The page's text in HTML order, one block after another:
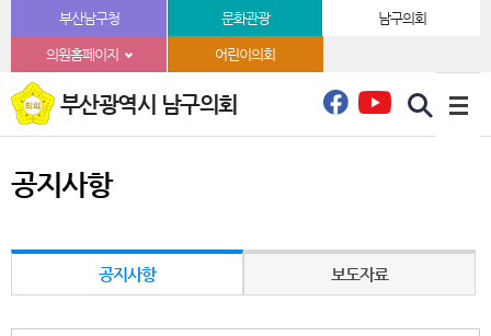
본문바로가기부산남구청 문화관광 남구의회
의원홈페이지 어린이의회
부산광역시 남구의회
공지사항
공지사항 보도자료